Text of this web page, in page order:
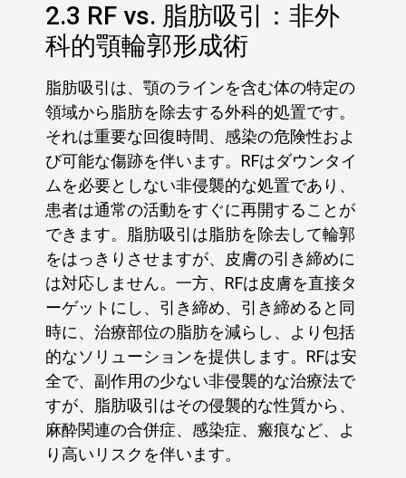
2.3 RF vs. 脂肪吸引：非外
科的顎輪郭形成術
脂肪吸引は、顎のラインを含む体の特定の
領域から脂肪を除去する外科的処置です。
それは重要な回復時間、感染の危険性およ
び可能な傷跡を伴います。RFはダウンタイ
ムを必要としない非侵襲的な処置であり、
患者は通常の活動をすぐに再開することが
できます。脂肪吸引は脂肪を除去して輪郭
をはっきりさせますが、皮膚の引き締めに
は対応しません。一方、RFは皮膚を直接タ
ーゲットにし、引き締め、引き締めると同
時に、治療部位の脂肪を減らし、より包括
的なソリューションを提供します。RFは安
全で、副作用の少ない非侵襲的な治療法で
すが、脂肪吸引はその侵襲的な性質から、
麻酔関連の合併症、感染症、瘢痕など、よ
り高いリスクを伴います。